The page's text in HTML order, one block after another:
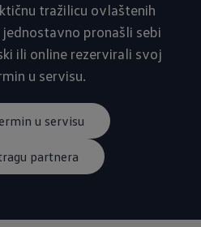
tražilicu ovlaštenih
pronašli sebi
ili online rezervirali svoj
u servisu.
u servisu
partnera